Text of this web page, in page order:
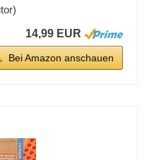
14,99 EUR
Bei Amazon anschauen